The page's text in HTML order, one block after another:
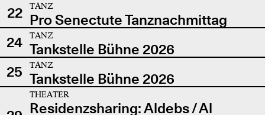
22
TANZ
Pro Senectute Tanznachmittag
24
TANZ
Tankstelle Bühne 2026
25
TANZ
Tankstelle Bühne 2026
THEATER
Residenzsharing: Aldebs / Al